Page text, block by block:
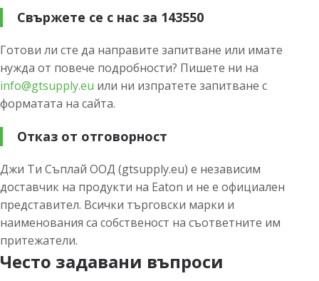
Свържете се с нас за 143550
Готови ли сте да направите запитване или имате
нужда от повече подробности? Пишете ни на
info@gtsupply.eu или ни изпратете запитване с
форматата на сайта.
Отказ от отговорност
Джи Ти Съплай ООД (gtsupply.eu) е независим
доставчик на продукти на Eaton и не е официален
представител. Всички търговски марки и
наименования са собственост на съответните им
притежатели.
Често задавани въпроси